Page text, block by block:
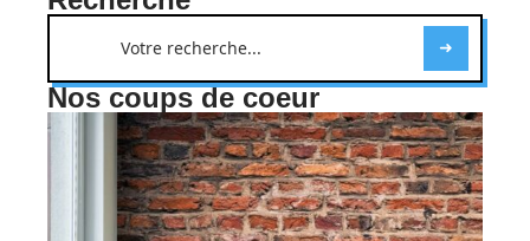
Nos coups de coeur